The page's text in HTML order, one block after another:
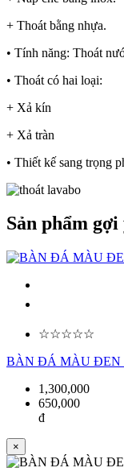
+ Thoát bằng nhựa.
• Tính năng: Thoát
• Thoát có hai loại:
+ Xả kín
+ Xả tràn
• Thiết kế sang trọng
Sản phẩm gợi
☆☆☆☆☆
BÀN ĐÁ MÀU ĐEN
1,300,000
650,000
đ
×